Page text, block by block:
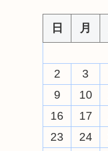
日
月
2
3
9
10
16
17
23
24